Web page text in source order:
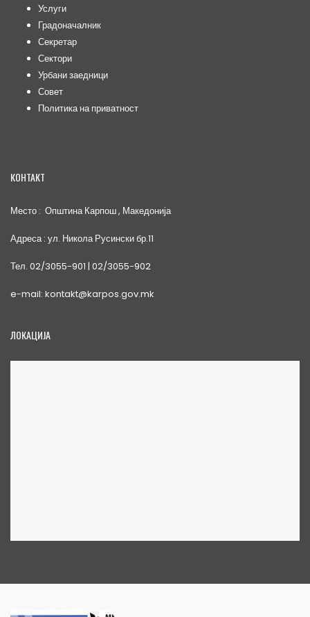
Услуги
Градоначалник
Секретар
Сектори
Урбани заедници
Совет
Политика на приватност
КОНТАКТ
Место : Општина Карпош , Македонија
Адреса : ул. Никола Русински бр.11
Тел. 02/3055-901 | 02/3055-902
e-mail: kontakt@karpos.gov.mk
ЛОКАЦИЈА